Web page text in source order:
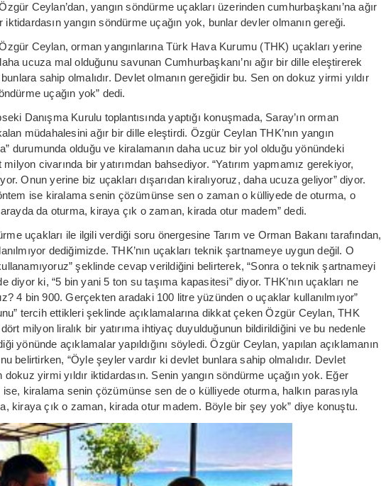
Ceylan’dan, yangın söndürme uçakları üzerinden cumhurbaşkanı’na ağır
yangın söndürme uçağın yok, bunlar devler olmanın gereği.
Ceylan, orman yangınlarına Türk Hava Kurumu (THK) uçakları yerine
ucuza mal olduğunu savunan Cumhurbaşkanı’nı ağır bir dille eleştirerek
sahip olmalıdır. Devlet olmanın gereğidir bu. Sen on dokuz yirmi yıldır
uçağın yok” dedi.
Danışma Kurulu toplantısında yaptığı konuşmada, Saray’ın orman
müdahalesini ağır bir dille eleştirdi. Özgür Ceylan THK’nın yangın
durumunda olduğu ve kiralamanın daha ucuz bir yol olduğu yönündeki
civarında bir yatırımdan bahsediyor. “Yatırım yapmamız gerekiyor,
Onun yerine biz uçakları dışarıdan kiralıyoruz, daha ucuza geliyor” diyor.
ise kiralama senin çözümünse sen o zaman o külliyede de oturma, o
da oturma, kiraya çık o zaman, kirada otur madem” dedi.
uçakları ile ilgili verdiği soru önergesine Tarım ve Orman Bakanı tarafından,
dediğimizde. THK’nın uçakları teknik şartnameye uygun değil. O
şeklinde cevap verildiğini belirterek, “Sonra o teknik şartnameyi
diyor ki, “5 bin yani 5 ton su taşıma kapasitesi” diyor. THK’nın uçakları ne
4 bin 900. Gerçekten aradaki 100 litre yüzünden o uçaklar kullanılmıyor”
tercih ettikleri şeklinde açıklamalarına dikkat çeken Özgür Ceylan, THK
milyon liralık bir yatırıma ihtiyaç duyulduğunun bildirildiğini ve bu nedenle
yönünde açıklamalar yapıldığını söyledi. Özgür Ceylan, yapılan açıklamanın
belirtirken, “Öyle şeyler vardır ki devlet bunlara sahip olmalıdır. Devlet
dokuz yirmi yıldır iktidardasın. Senin yangın söndürme uçağın yok. Eğer
kiralama senin çözümünse sen de o külliyede oturma, halkın parasıyla
kiraya çık o zaman, kirada otur madem. Böyle bir şey yok” diye konuştu.